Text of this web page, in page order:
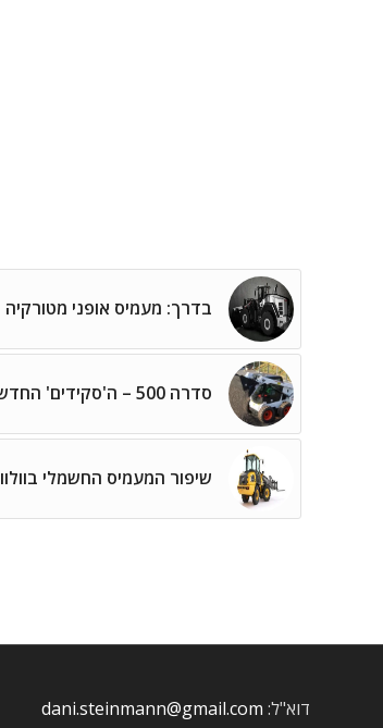
בדרך: מעמיס אופני מטורקיה
סדרה 500 – ה'סקידים' החדשים של בובקט
שיפור המעמיס החשמלי בוולוו
דוא"ל: dani.steinmann@gmail.com